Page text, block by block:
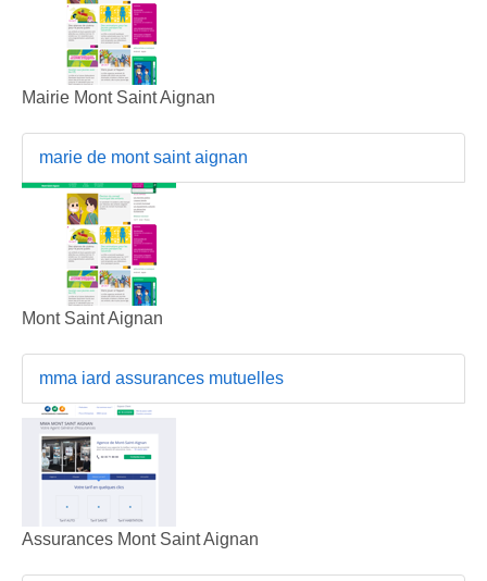
Mairie Mont Saint Aignan
marie de mont saint aignan
Mont Saint Aignan
mma iard assurances mutuelles
Assurances Mont Saint Aignan